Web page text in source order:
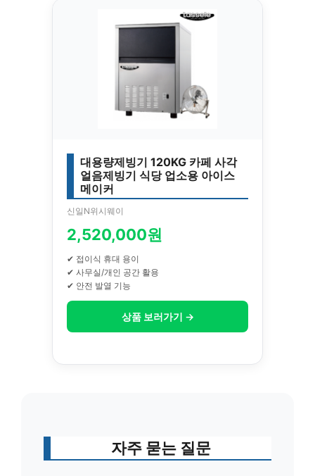
대용량제빙기 120KG 카페 사각
얼음제빙기 식당 업소용 아이스
메이커
신일N위시웨이
2,520,000원
✔ 접이식 휴대 용이
✔ 사무실/개인 공간 활용
✔ 안전 발열 기능
상품 보러가기 →
자주 묻는 질문